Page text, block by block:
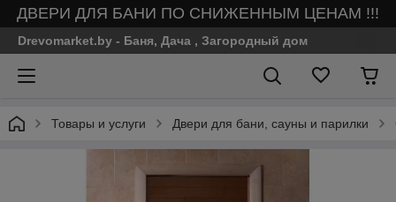
ДВЕРИ ДЛЯ БАНИ ПО СНИЖЕННЫМ ЦЕНАМ !!!
Drevomarket.by - Баня, Дача , Загородный дом
Товары и услуги Двери для бани, сауны и парилки